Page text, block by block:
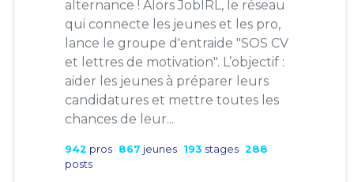
alternance ! Alors JobIRL, le réseau
qui connecte les jeunes et les pro,
lance le groupe d'entraide "SOS CV
et lettres de motivation". L’objectif :
aider les jeunes à préparer leurs
candidatures et mettre toutes les
chances de leur...
942 pros 867 jeunes 193 stages 288
posts